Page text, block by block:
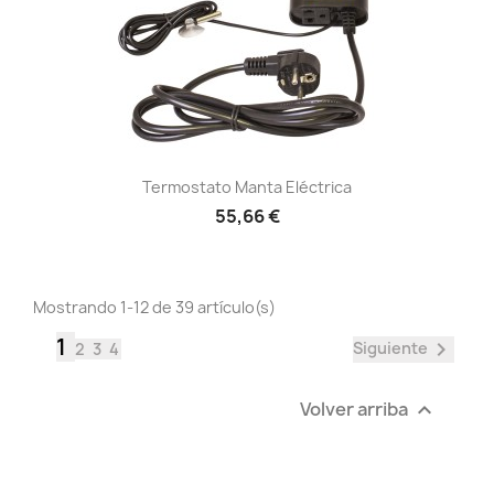
Vista rápida
Termostato Manta Eléctrica
55,66 €
Mostrando 1-12 de 39 artículo(s)
1 2 3 4 Siguiente 
Volver arriba 